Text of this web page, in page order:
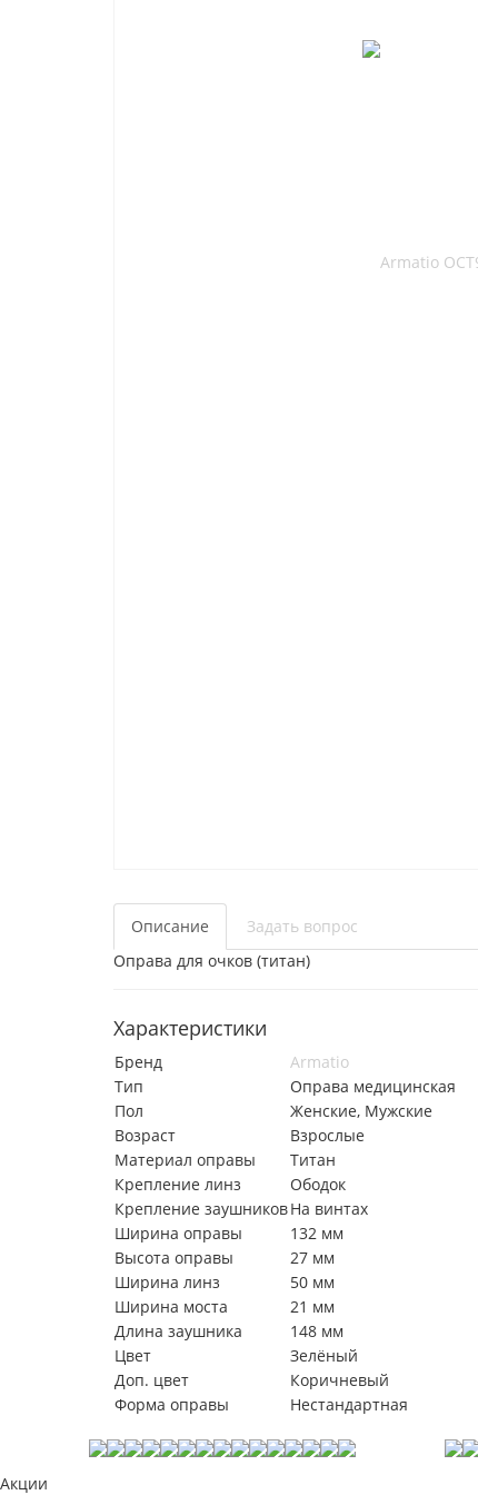
Описание
Задать вопрос
Оправа для очков (титан)
Характеристики
Бренд
Armatio
Тип
Оправа медицинская
Пол
Женские, Мужские
Возраст
Взрослые
Материал оправы
Титан
Крепление линз
Ободок
Крепление заушниковНа винтах
Ширина оправы
132 мм
Высота оправы
27 мм
Ширина линз
50 мм
Ширина моста
21 мм
Длина заушника
148 мм
Цвет
Зелёный
Доп. цвет
Коричневый
Форма оправы
Нестандартная
Акции